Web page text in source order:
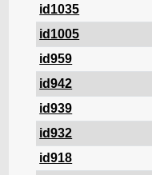
id1035
id1005
id959
id942
id939
id932
id918